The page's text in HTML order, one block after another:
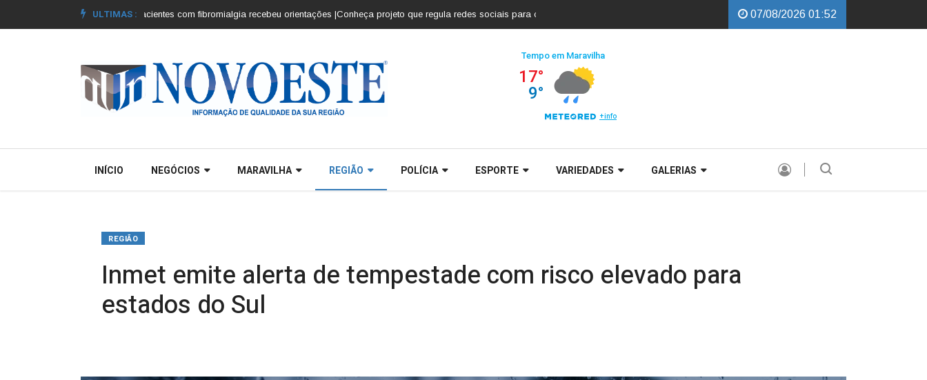
ULTIMAS :
Grupo de pacientes com fibromialgia recebeu orientações |Conheça projeto que regula redes sociais para crianças e adolescentes | Cobalchini garante instalação de Comissão Especial para avaliar a PEC
07/08/2026 01:52
INÍCIO NEGÓCIOS MARAVILHA REGIÃO POLÍCIA ESPORTE VARIEDADES GALERIAS
REGIÃO
Inmet emite alerta de tempestade com risco elevado para
estados do Sul